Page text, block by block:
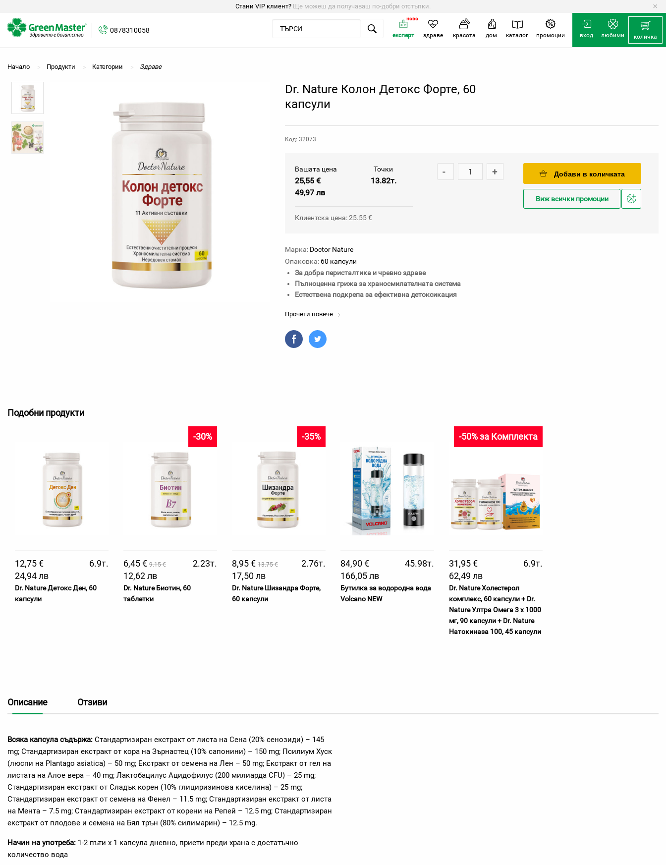
Стани VIP клиент? Ще можеш да получаваш по-добри отстъпки. ×
0878310058
вход любими количка
експерт
ново
здраве красота дом каталог промоции
Начало Продукти Категории Здраве
Dr. Nature Колон Детокс Форте, 60
капсули
Код: 32073
Вашата цена
25,55 €
49,97 лв
Точки
13.82т.
Клиентска цена: 25.55 €
- + Добави в количката
Виж всички промоции
Добави
Марка: Doctor Nature
Опаковка: 60 капсули
За добра перисталтика и чревно здраве
Пълноценна грижа за храносмилателната система
Естествена подкрепа за ефективна детоксикация
Прочети повече
Подобни продукти
12,75 €
6.9т.
24,94 лв
Dr. Nature Детокс Ден, 60
капсули
6,45 € 9.15 €
-30%
2.23т.
12,62 лв
Dr. Nature Биотин, 60
таблетки
8,95 € 13.75 €
-35%
2.76т.
17,50 лв
Dr. Nature Шизандра Форте,
60 капсули
84,90 €
45.98т.
166,05 лв
Бутилка за водородна вода
Volcano NEW
-50% за Комплекта
31,95 €
6.9т.
62,49 лв
Dr. Nature Холестерол
комплекс, 60 капсули + Dr.
Nature Ултра Омега 3 х 1000
мг, 90 капсули + Dr. Nature
Натокиназа 100, 45 капсули
Описание Отзиви
Всяка капсула съдържа: Стандартизиран екстракт от листа на Сена (20% сенозиди) – 145
mg; Стандартизиран екстракт от кора на Зърнастец (10% сапонини) – 150 mg; Псилиум Хуск
(люспи на Plantago asiatica) – 50 mg; Екстракт от семена на Лен – 50 mg; Екстракт от гел на
листата на Алое вера – 40 mg; Лактобацилус Ацидофилус (200 милиарда CFU) – 25 mg;
Стандартизиран екстракт от Сладък корен (10% глициризинова киселина) – 25 mg;
Стандартизиран екстракт от семена на Фенел – 11.5 mg; Стандартизиран екстракт от листа
на Мента – 7.5 mg; Стандартизиран екстракт от корени на Репей – 12.5 mg; Стандартизиран
екстракт от плодове и семена на Бял трън (80% силимарин) – 12.5 mg.
Начин на употреба: 1-2 пъти х 1 капсула дневно, приети преди храна с достатъчно
количество вода